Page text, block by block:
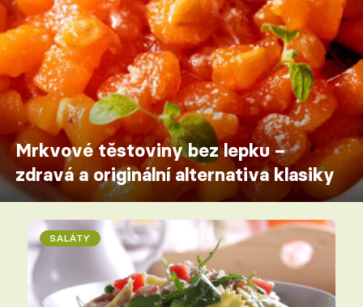
Mrkvové těstoviny bez lepku –
zdravá a originální alternativa klasiky
SALÁTY